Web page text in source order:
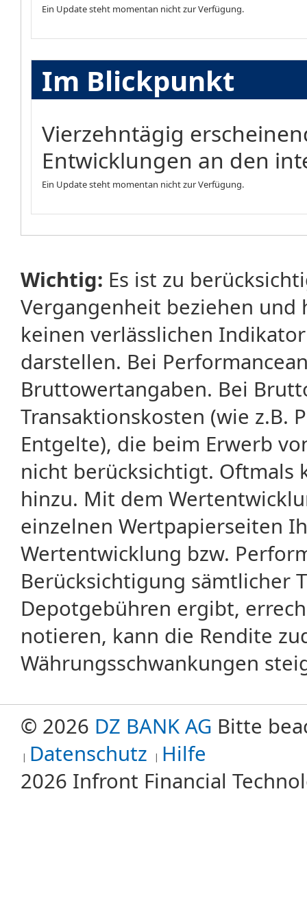
Ein Update steht momentan nicht zur Verfügung.
Im Blickpunkt
Vierzehntägig
Entwicklungen an den
Ein Update steht momentan nicht zur Verfügung.
Wichtig: Es ist zu
Vergangenheit beziehen
keinen verlässlichen
darstellen. Bei
Bruttowertangaben. Bei
Transaktionskosten (wie z.B.
Entgelte), die beim Erwerb
nicht berücksichtigt. Oftmals
hinzu. Mit dem
einzelnen Wertpapierseiten
Wertentwicklung bzw.
Berücksichtigung sämtlicher
Depotgebühren ergibt,
notieren, kann die Rendite
Währungsschwankungen
© 2026 DZ BANK AG Bitte
Datenschutz Hilfe
2026 Infront Financial